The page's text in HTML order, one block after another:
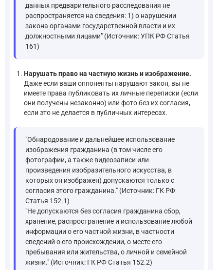
данных предварительного расследования не
распространяется на сведения: 1) о нарушении
закона органами государственной власти и их
должностными лицами" (Источник: УПК РФ Статья
161)
Нарушать право на частную жизнь и изображение.
Даже если ваши оппоненты нарушают закон, вы не
имеете права публиковать их личные переписки (если
они получены незаконно) или фото без их согласия,
если это не делается в публичных интересах.
"Обнародование и дальнейшее использование
изображения гражданина (в том числе его
фотографии, а также видеозаписи или
произведения изобразительного искусства, в
которых он изображен) допускаются только с
согласия этого гражданина." (Источник: ГК РФ
Статья 152.1)
"Не допускаются без согласия гражданина сбор,
хранение, распространение и использование любой
информации о его частной жизни, в частности
сведений о его происхождении, о месте его
пребывания или жительства, о личной и семейной
жизни." (Источник: ГК РФ Статья 152.2)